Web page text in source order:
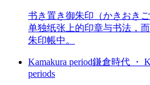
书き置き御朱印（かきおき
单独纸张上的印章与书法，
朱印帳中。
Kamakura period鎌倉時代 ・
periods